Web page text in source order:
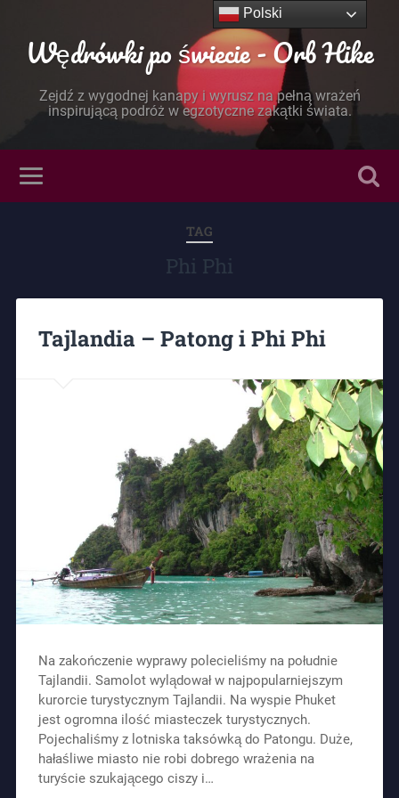
Wędrówki po świecie - Orb Hike
Zejdź z wygodnej kanapy i wyrusz na pełną wrażeń
inspirującą podróż w egzotyczne zakątki świata.
TAG
Phi Phi
Tajlandia – Patong i Phi Phi
Na zakończenie wyprawy polecieliśmy na południe
Tajlandii. Samolot wylądował w najpopularniejszym
kurorcie turystycznym Tajlandii. Na wyspie Phuket
jest ogromna ilość miasteczek turystycznych.
Pojechaliśmy z lotniska taksówką do Patongu. Duże,
hałaśliwe miasto nie robi dobrego wrażenia na
turyście szukającego ciszy i…
Polski